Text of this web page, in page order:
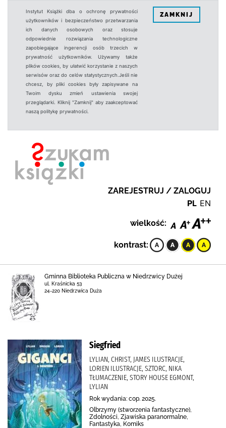
Instytut Książki dba o ochronę prywatności
użytkowników i bezpieczeństwo przetwarzania
ich danych osobowych oraz stosuje
odpowiednie rozwiązania technologiczne
zapobiegające ingerencji osób trzecich w
prywatność użytkowników. Używamy także
plików cookies, by ułatwić korzystanie z naszych
serwisów oraz do celów statystycznych.Jeśli nie
chcesz, by pliki cookies były zapisywane na
Twoim dysku zmień ustawienia swojej
przeglądarki. Kliknij "Zamknij" aby zaakceptować
naszą politykę prywatności.
ZAMKNIJ
ZAREJESTRUJ / ZALOGUJ
PL EN
wielkość:
kontrast:
Gminna Biblioteka Publiczna w Niedrzwicy Dużej
ul. Kraśnicka 53
24-220 Niedrzwica Duża
Siegfried
LYLIAN, CHRIST, JAMES ILUSTRACJE,
LORIEN ILUSTRACJE, SZTORC, NIKA
TŁUMACZENIE, STORY HOUSE EGMONT,
LYLIAN
Rok wydania: cop. 2025.
Olbrzymy (stworzenia fantastyczne),
Zdolności, Zjawiska paranormalne,
Fantastyka, Komiks